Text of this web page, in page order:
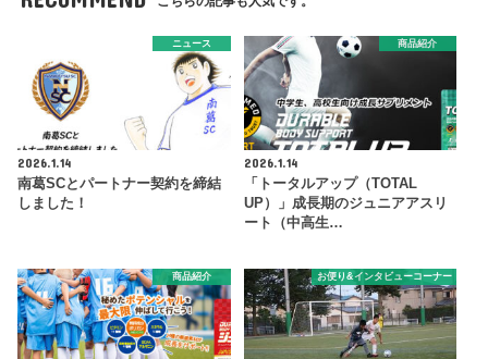
ニュース
2026.1.14
南葛SCとパートナー契約を締結
しました！
商品紹介
2026.1.14
「トータルアップ（TOTAL
UP）」成長期のジュニアアスリ
ート（中高生…
商品紹介 お便り&インタビューコーナー